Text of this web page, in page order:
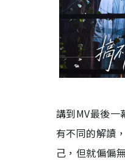
講到MV最後
有不同的解讀
己，但就偏偏